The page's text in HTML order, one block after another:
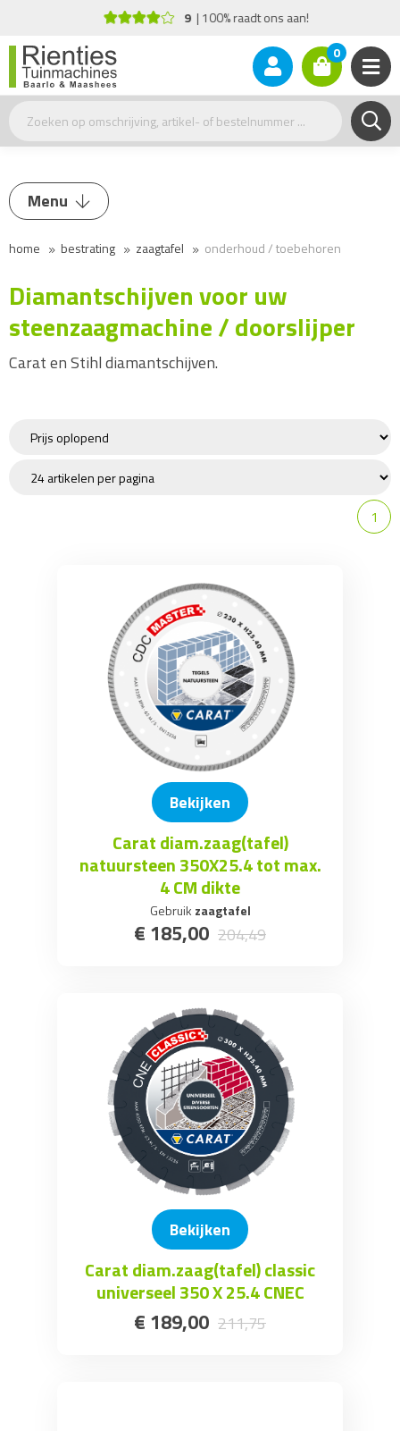
100% raadt ons aan!
0
Menu
Trilplaat / Stamper
Doorslijper
Zaagtafel
Zaagtafel
Knipper
Bouwlaser
home bestrating zaagtafel onderhoud / toebehoren
Diamantschijven voor uw
steenzaagmachine / doorslijper
Carat en Stihl diamantschijven.
1
Bekijken
Carat diam.zaag(tafel)
natuursteen 350X25.4 tot max.
4 CM dikte
Gebruik zaagtafel
€ 185,00 204,49
Bekijken
Carat diam.zaag(tafel) classic
universeel 350 X 25.4 CNEC
€ 189,00 211,75